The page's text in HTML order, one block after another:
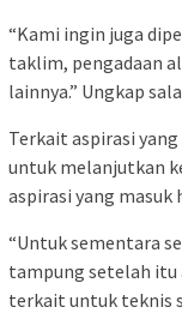
“Kami ingin juga
taklim, pengadaan
lainnya.” Ungkap
Terkait aspirasi
untuk melanjutkan
aspirasi yang
“Untuk sementara
tampung setelah itu
terkait untuk teknis